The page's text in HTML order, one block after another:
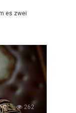
es zwei
0 262